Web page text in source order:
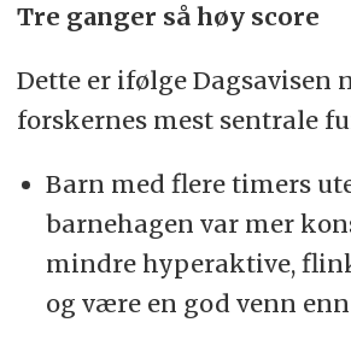
Tre ganger så høy score
Dette er ifølge Dagsavisen
forskernes mest sentrale
Barn med flere timers
barnehagen var mer
mindre hyperaktive,
og være en god venn